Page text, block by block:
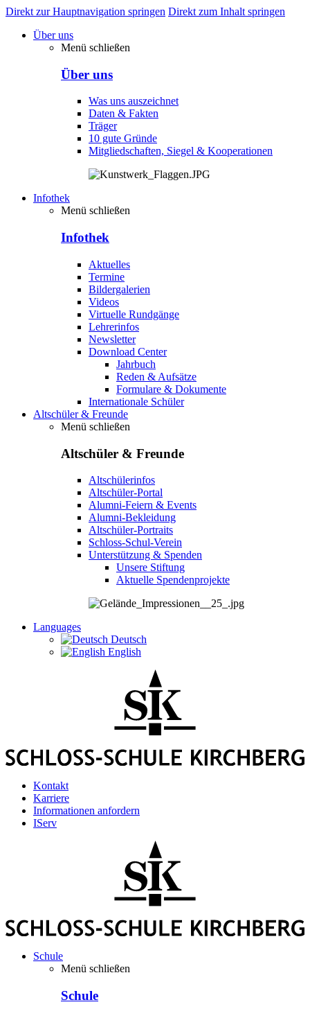
Direkt zur Hauptnavigation springen Direkt zum Inhalt springen
Über uns
Menü schließen
Über uns
Was uns auszeichnet
Daten & Fakten
Träger
10 gute Gründe
Mitgliedschaften, Siegel & Kooperationen
Infothek
Menü schließen
Infothek
Aktuelles
Termine
Bildergalerien
Videos
Virtuelle Rundgänge
Lehrerinfos
Newsletter
Download Center
Jahrbuch
Reden & Aufsätze
Formulare & Dokumente
Internationale Schüler
Altschüler & Freunde
Menü schließen
Altschüler & Freunde
Altschülerinfos
Altschüler-Portal
Alumni-Feiern & Events
Alumni-Bekleidung
Altschüler-Portraits
Schloss-Schul-Verein
Unterstützung & Spenden
Unsere Stiftung
Aktuelle Spendenprojekte
Languages
Deutsch
English
Kontakt
Karriere
Informationen anfordern
IServ
Schule
Menü schließen
Schule